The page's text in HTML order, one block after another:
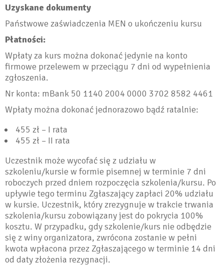
Uzyskane dokumenty
Państwowe zaświadczenia MEN o ukończeniu kursu
Płatności:
Wpłaty za kurs można dokonać jedynie na konto
firmowe przelewem w przeciągu 7 dni od wypełnienia
zgłoszenia.
Nr konta: mBank 50 1140 2004 0000 3702 8582 4461
Wpłaty można dokonać jednorazowo bądź ratalnie:
455 zł – I rata
455 zł – II rata
Uczestnik może wycofać się z udziału w
szkoleniu/kursie w formie pisemnej w terminie 7 dni
roboczych przed dniem rozpoczęcia szkolenia/kursu. Po
upływie tego terminu Zgłaszający zapłaci 20% udziału
w kursie. Uczestnik, który zrezygnuje w trakcie trwania
szkolenia/kursu zobowiązany jest do pokrycia 100%
kosztu. W przypadku, gdy szkolenie/kurs nie odbędzie
się z winy organizatora, zwrócona zostanie w pełni
kwota wpłacona przez Zgłaszającego w terminie 14 dni
od daty złożenia rezygnacji.